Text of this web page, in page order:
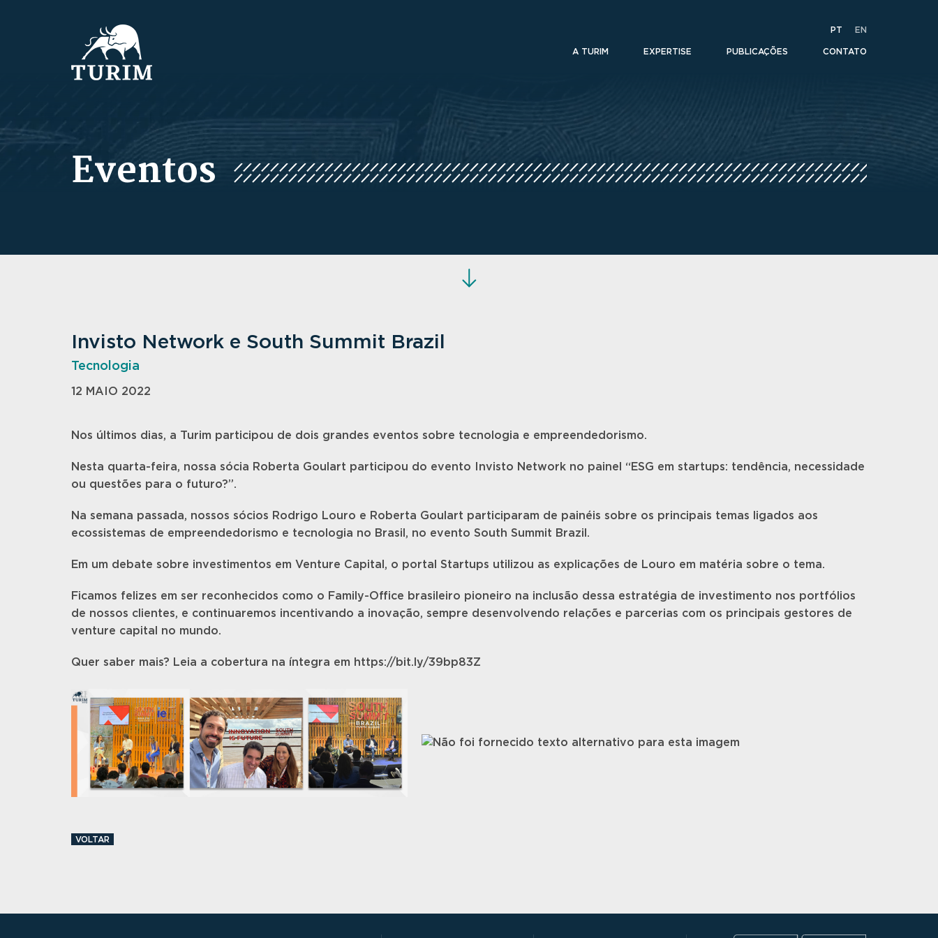
PT EN
A TURIM EXPERTISE PUBLICAÇÕES CONTATO
Eventos
Invisto Network e South Summit Brazil
Tecnologia
12 MAIO 2022
Nos últimos dias, a Turim participou de dois grandes eventos sobre tecnologia e empreendedorismo.
Nesta quarta-feira, nossa sócia Roberta Goulart participou do evento Invisto Network no painel “ESG em startups: tendência, necessidade
ou questões para o futuro?”.
Na semana passada, nossos sócios Rodrigo Louro e Roberta Goulart participaram de painéis sobre os principais temas ligados aos
ecossistemas de empreendedorismo e tecnologia no Brasil, no evento South Summit Brazil.
Em um debate sobre investimentos em Venture Capital, o portal Startups utilizou as explicações de Louro em matéria sobre o tema.
Ficamos felizes em ser reconhecidos como o Family-Office brasileiro pioneiro na inclusão dessa estratégia de investimento nos portfólios
de nossos clientes, e continuaremos incentivando a inovação, sempre desenvolvendo relações e parcerias com os principais gestores de
venture capital no mundo.
Quer saber mais? Leia a cobertura na íntegra em https://bit.ly/39bp83Z
VOLTAR